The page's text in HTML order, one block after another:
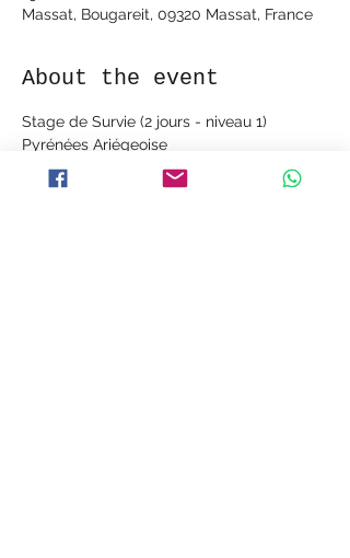
Massat, Bougareit, 09320 Massat, France
About the event
Stage de Survie (2 jours - niveau 1)
Pyrénées Ariégeoise
280Euros par participants
Début du stage